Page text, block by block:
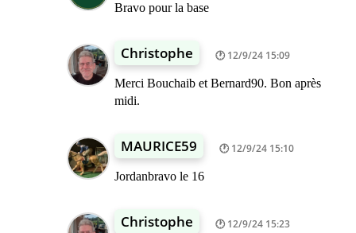
Bravo pour la base
Christophe 12/9/24 15:09
Merci Bouchaib et Bernard90. Bon après
midi.
MAURICE59 12/9/24 15:10
Jordanbravo le 16
Christophe 12/9/24 15:23